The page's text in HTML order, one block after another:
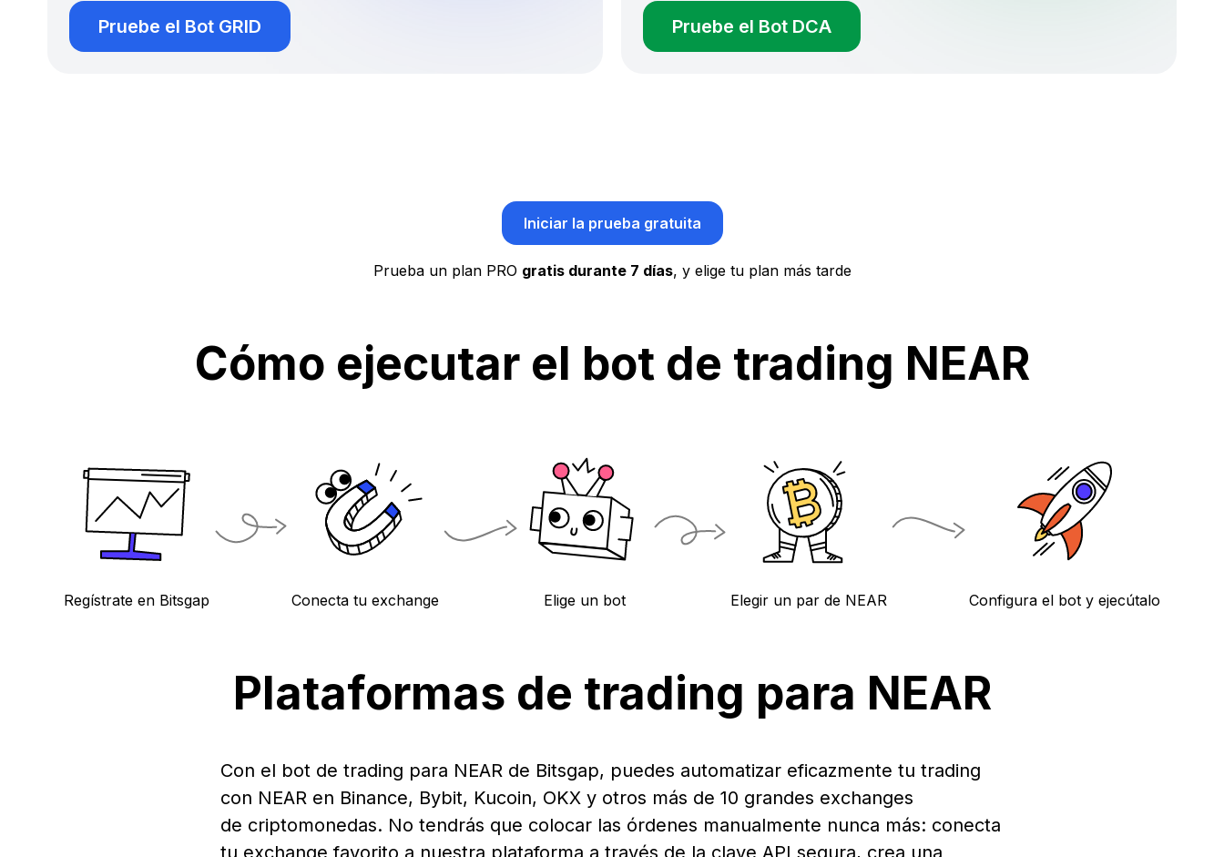
Pruebe el Bot GRID
Pruebe el Bot DCA
Iniciar la prueba gratuita
Prueba un plan PRO gratis durante 7 días, y elige tu plan más tarde
Cómo ejecutar el bot de trading NEAR
Regístrate en Bitsgap Conecta tu exchange Elige un bot Elegir un par de NEAR Configura el bot y ejecútalo
Plataformas de trading para NEAR
Con el bot de trading para NEAR de Bitsgap, puedes automatizar eficazmente tu trading
con NEAR en Binance, Bybit, Kucoin, OKX y otros más de 10 grandes exchanges
de criptomonedas. No tendrás que colocar las órdenes manualmente nunca más: conecta
tu exchange favorito a nuestra plataforma a través de la clave API segura, crea una